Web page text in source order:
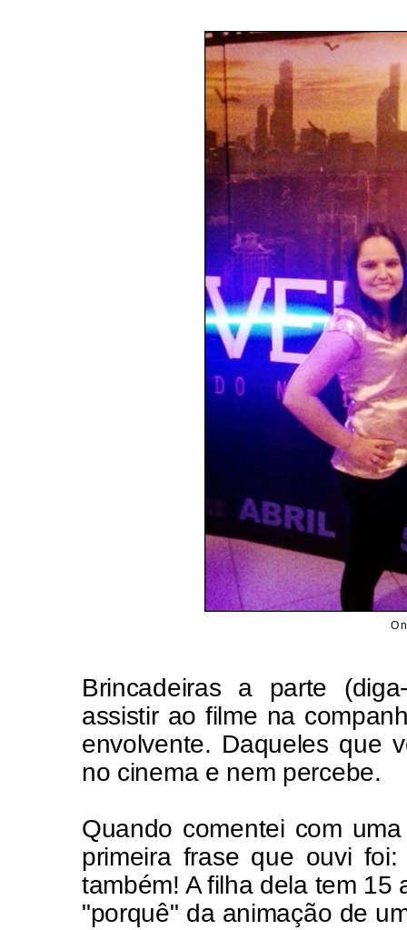
O
Brincadeiras a parte
assistir ao filme na
envolvente. Daqueles que
no cinema e nem percebe.
Quando comentei com
primeira frase que ouvi
também! A filha dela tem
"porquê" da animação de